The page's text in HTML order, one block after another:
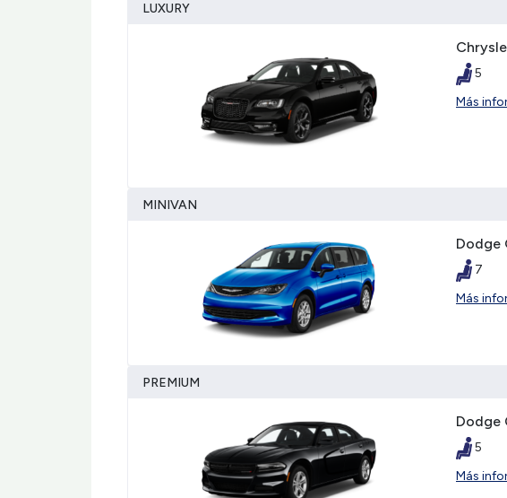
LUXURY
5
Más
MINIVAN
Dodge
7
Más
PREMIUM
Dodge
5
Más